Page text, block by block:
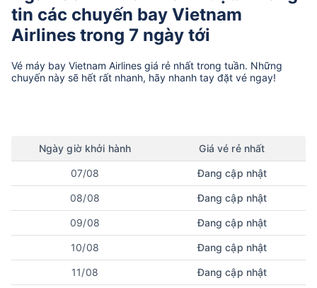
tin các chuyến bay Vietnam
Airlines trong 7 ngày tới
Vé máy bay Vietnam Airlines giá rẻ nhất trong tuần. Những
chuyến này sẽ hết rất nhanh, hãy nhanh tay đặt vé ngay!
Ngày giờ khởi hành Giá vé rẻ nhất
07/08 Đang cập nhật
08/08 Đang cập nhật
09/08 Đang cập nhật
10/08 Đang cập nhật
11/08 Đang cập nhật